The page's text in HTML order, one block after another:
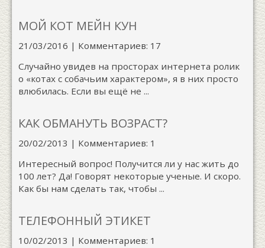
МОЙ КОТ МЕЙН КУН
21/03/2016 | Комментариев: 17
Случайно увидев на просторах интернета ролик
о «котах с собачьим характером», я в них просто
влюбилась. Если вы ещё не ...
КАК ОБМАНУТЬ ВОЗРАСТ?
20/02/2013 | Комментариев: 1
Интересный вопрос! Получится ли у нас жить до
100 лет? Да! Говорят некоторые ученые. И скоро.
Как бы нам сделать так, чтобы ...
ТЕЛЕФОННЫЙ ЭТИКЕТ
10/02/2013 | Комментариев: 1